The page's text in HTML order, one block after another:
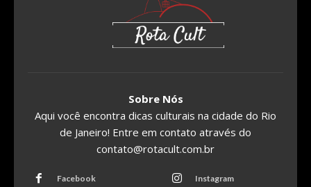
Sobre Nós
Aqui você encontra dicas culturais na cidade do Rio
de Janeiro! Entre em contato através do
contato@rotacult.com.br
Facebook Instagram